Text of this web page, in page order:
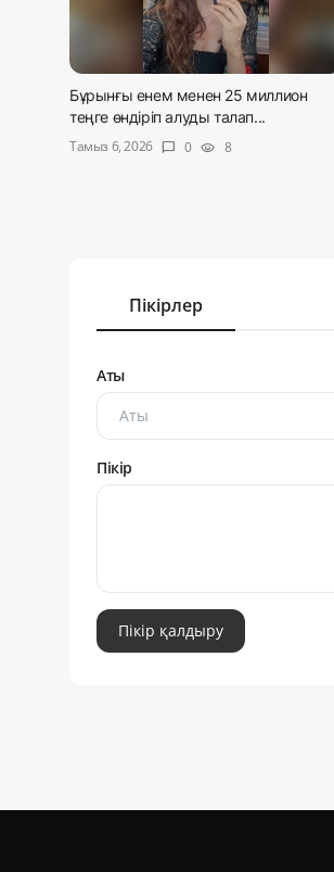
Бұрынғы енем менен 25 миллион
теңге өндіріп алуды талап...
Тамыз 6, 2026
chat_bubble 0 visibility 8
Пікірлер
Аты
Пікір
Пікір қалдыру